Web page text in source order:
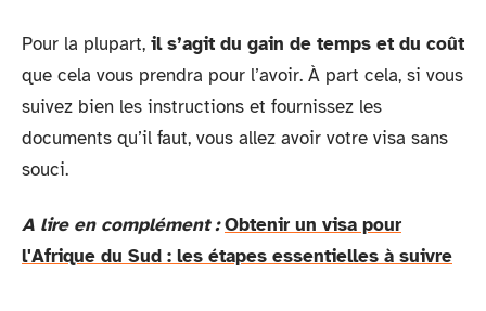
Pour la plupart, il s’agit du gain de temps et du coût
que cela vous prendra pour l’avoir. À part cela, si vous
suivez bien les instructions et fournissez les
documents qu’il faut, vous allez avoir votre visa sans
souci.
A lire en complément : Obtenir un visa pour
l'Afrique du Sud : les étapes essentielles à suivre